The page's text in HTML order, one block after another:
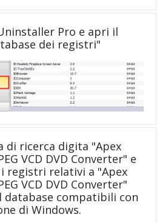
Pro e apri il
dei registri"
di ricerca digita "Apex
VCD DVD Converter" e
registri relativi a "Apex
VCD DVD Converter"
database compatibili con
di Windows.